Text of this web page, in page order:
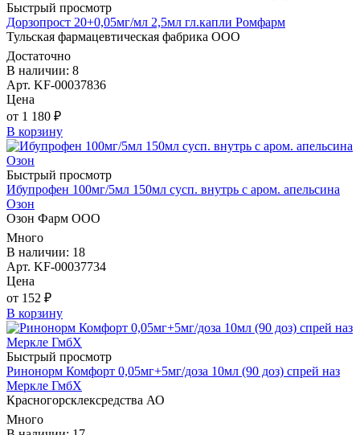
Быстрый просмотр
Дорзопрост 20+0,05мг/мл 2,5мл гл.капли Ромфарм
Тульская фармацевтическая фабрика ООО
Достаточно
В наличии: 8
Арт. KF-00037836
Цена
от 1 180 ₽
В корзину
Быстрый просмотр
Ибупрофен 100мг/5мл 150мл сусп. внутрь с аром. апельсина
Озон
Озон Фарм ООО
Много
В наличии: 18
Арт. KF-00037734
Цена
от 152 ₽
В корзину
Быстрый просмотр
Ринонорм Комфорт 0,05мг+5мг/доза 10мл (90 доз) спрей наз
Меркле ГмбХ
Красногорсклексредства АО
Много